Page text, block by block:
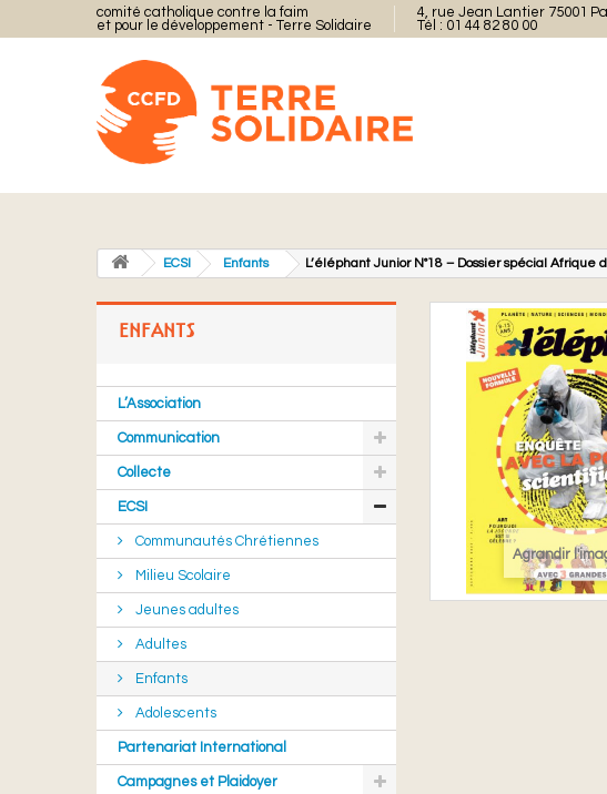
comité catholique contre la faim
et pour le développement - Terre Solidaire
4, rue Jean Lantier 75001
Tél : 01 44 82 80 00
ECSI Enfants L’éléphant Junior N°18 – Dossier spécial
ENFANTS
L’Association
Communication
Collecte
ECSI
Communautés Chrétiennes
Milieu Scolaire
Jeunes adultes
Adultes
Enfants
Adolescents
Partenariat International
Campagnes et Plaidoyer
Agrandir